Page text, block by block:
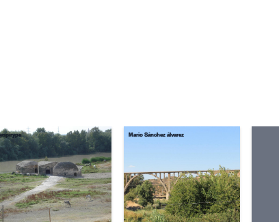
espirype Mario Sánchez álvarez